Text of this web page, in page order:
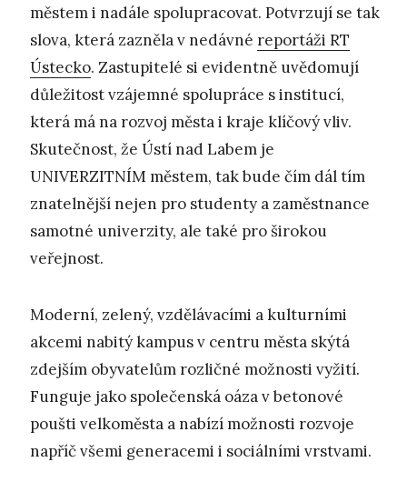
městem i nadále spolupracovat. Potvrzují se tak
slova, která zazněla v nedávné reportáži RT
Ústecko. Zastupitelé si evidentně uvědomují
důležitost vzájemné spolupráce s institucí,
která má na rozvoj města i kraje klíčový vliv.
Skutečnost, že Ústí nad Labem je
UNIVERZITNÍM městem, tak bude čím dál tím
znatelnější nejen pro studenty a zaměstnance
samotné univerzity, ale také pro širokou
veřejnost.
Moderní, zelený, vzdělávacími a kulturními
akcemi nabitý kampus v centru města skýtá
zdejším obyvatelům rozličné možnosti vyžití.
Funguje jako společenská oáza v betonové
poušti velkoměsta a nabízí možnosti rozvoje
napříč všemi generacemi i sociálními vrstvami.